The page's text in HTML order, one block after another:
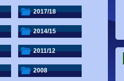
2017/18
2014/15
2011/12
2008